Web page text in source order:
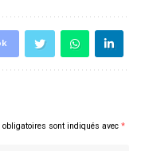
obligatoires sont indiqués avec *